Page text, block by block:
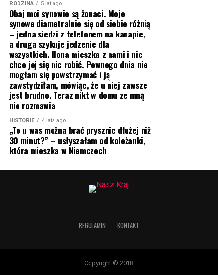
RODZINA 5 lat ago
Obaj moi synowie są żonaci. Moje
synowe diametralnie się od siebie różnią
– jedna siedzi z telefonem na kanapie,
a druga szykuje jedzenie dla
wszystkich. Ilona mieszka z nami i nie
chce jej się nic robić. Pewnego dnia nie
mogłam się powstrzymać i ją
zawstydziłam, mówiąc, że u niej zawsze
jest brudno. Teraz nikt w domu ze mną
nie rozmawia
HISTORIE 4 lata ago
„To u was można brać prysznic dłużej niż
30 minut?” – usłyszałam od koleżanki,
która mieszka w Niemczech
REGULAMIN KONTAKT
Copyright © 2018